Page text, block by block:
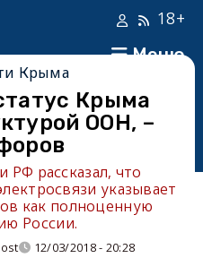
Меню
18+
Крыма
Крыма
ООН, –
РФ рассказал, что
указывает
как полноценную
России.
12/03/2018 - 20:28